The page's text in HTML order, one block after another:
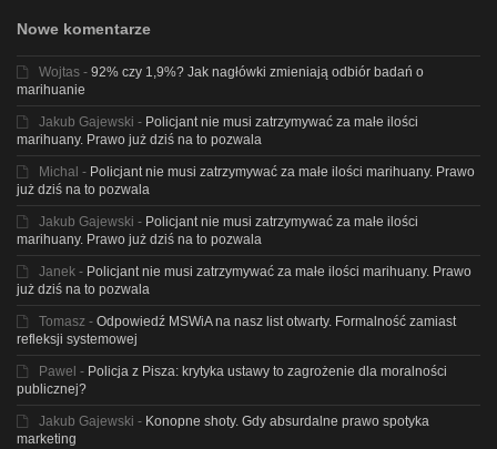
Nowe komentarze
Wojtas - 92% czy 1,9%? Jak nagłówki zmieniają odbiór badań o
marihuanie
Jakub Gajewski - Policjant nie musi zatrzymywać za małe ilości
marihuany. Prawo już dziś na to pozwala
Michal - Policjant nie musi zatrzymywać za małe ilości marihuany. Prawo
już dziś na to pozwala
Jakub Gajewski - Policjant nie musi zatrzymywać za małe ilości
marihuany. Prawo już dziś na to pozwala
Janek - Policjant nie musi zatrzymywać za małe ilości marihuany. Prawo
już dziś na to pozwala
Tomasz - Odpowiedź MSWiA na nasz list otwarty. Formalność zamiast
refleksji systemowej
Pawel - Policja z Pisza: krytyka ustawy to zagrożenie dla moralności
publicznej?
Jakub Gajewski - Konopne shoty. Gdy absurdalne prawo spotyka
marketing